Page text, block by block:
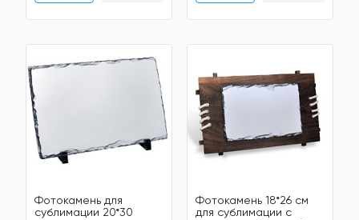
Фотокамень для
сублимации 20*30
Фотокамень 18*26 см
для сублимации с